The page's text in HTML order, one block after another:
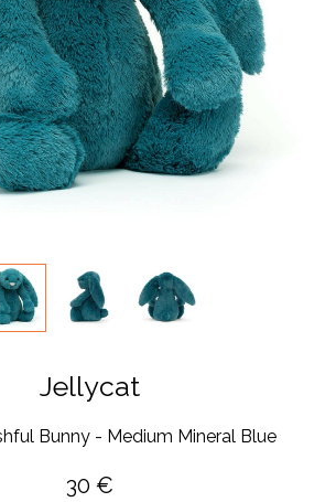
Jellycat
Bunny - Medium Mineral Blue
30 €